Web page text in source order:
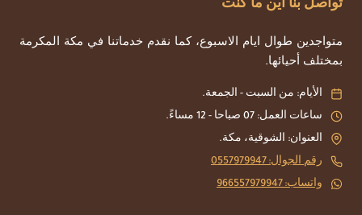
تواصل بنا أين ما كنت
متواجدين طوال ايام الاسبوع، كما نقدم خدماتنا في مكة المكرمة
بمختلف أحيائها.
الأيام: من السبت - الجمعة.
ساعات العمل: 07 صباحا - 12 مساءً.
العنوان: الشوقية، مكة.
رقم الجوال: 0557979947
واتساب: 966557979947